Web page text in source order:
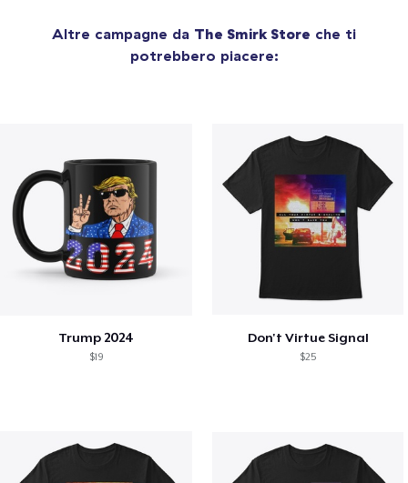
Altre campagne da The Smirk Store che ti
potrebbero piacere:
Trump 2024
$19
Don't Virtue Signal
$25